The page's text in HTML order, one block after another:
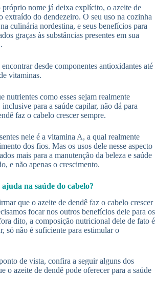
nome já deixa explícito, o azeite de
extraído do dendezeiro. O seu uso na cozinha
culinária nordestina, e seus benefícios para
graças às substâncias presentes em sua
desde componentes antioxidantes até
vitaminas.
nutrientes como esses sejam realmente
para a saúde capilar, não dá para
faz o cabelo crescer sempre.
nele é a vitamina A, a qual realmente
dos fios. Mas os usos dele nesse aspecto
mais para a manutenção da beleza e saúde
e não apenas o crescimento.
na saúde do cabelo?
que o azeite de dendê faz o cabelo crescer
focar nos outros benefícios dele para os
dito, a composição nutricional dele de fato é
só não é suficiente para estimular o
de vista, confira a seguir alguns dos
o azeite de dendê pode oferecer para a saúde